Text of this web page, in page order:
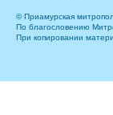
© Приамурская
По благословению
При копировании